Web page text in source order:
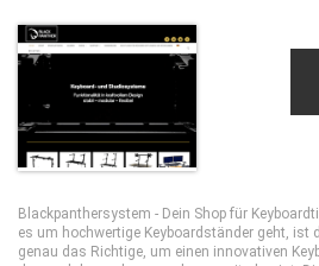
Blackpanthersystem - Dein Shop für
es um hochwertige Keyboardständer geht, ist
genau das Richtige, um einen innovativen